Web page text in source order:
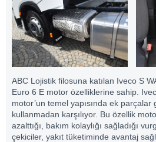
ABC Lojistik filosuna katılan Iveco S
Euro 6 E motor özelliklerine sahip.
motor’un temel yapısında ek
kullanmadan karşılıyor. Bu özellik
azalttığı, bakım kolaylığı sağladığı
çekiciler, yakıt tüketiminde avantaj